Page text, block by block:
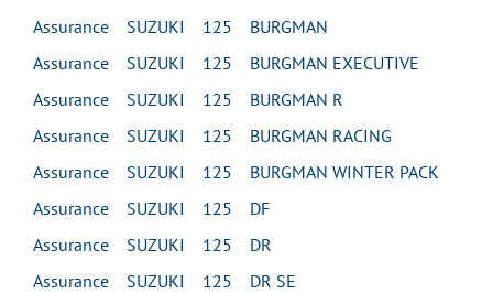
Assurance SUZUKI 125 BURGMAN
Assurance SUZUKI 125 BURGMAN EXECUTIVE
Assurance SUZUKI 125 BURGMAN R
Assurance SUZUKI 125 BURGMAN RACING
Assurance SUZUKI 125 BURGMAN WINTER PACK
Assurance SUZUKI 125 DF
Assurance SUZUKI 125 DR
Assurance SUZUKI 125 DR SE